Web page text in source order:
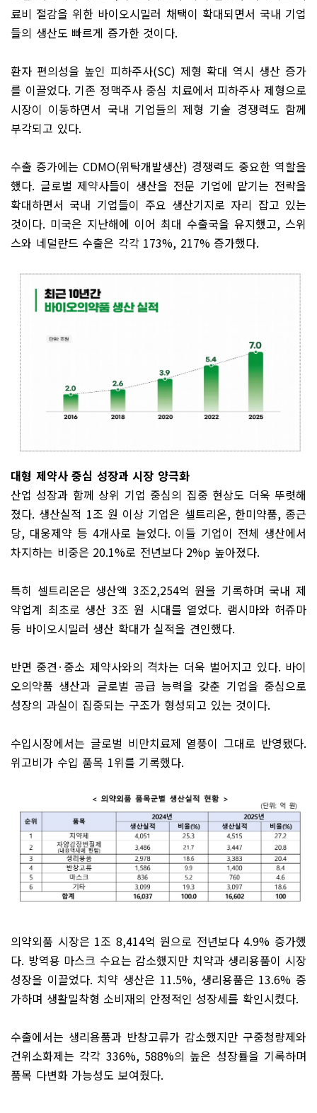
료비 절감을 위한 바이오시밀러 채택이 확대되면서 국내 기업
들의 생산도 빠르게 증가한 것이다.
환자 편의성을 높인 피하주사(SC) 제형 확대 역시 생산 증가
를 이끌었다. 기존 정맥주사 중심 치료에서 피하주사 제형으로
시장이 이동하면서 국내 기업들의 제형 기술 경쟁력도 함께
부각되고 있다.
수출 증가에는 CDMO(위탁개발생산) 경쟁력도 중요한 역할을
했다. 글로벌 제약사들이 생산을 전문 기업에 맡기는 전략을
확대하면서 국내 기업들이 주요 생산기지로 자리 잡고 있는
것이다. 미국은 지난해에 이어 최대 수출국을 유지했고, 스위
스와 네덜란드 수출은 각각 173%, 217% 증가했다.
대형 제약사 중심 성장과 시장 양극화
산업 성장과 함께 상위 기업 중심의 집중 현상도 더욱 뚜렷해
졌다. 생산실적 1조 원 이상 기업은 셀트리온, 한미약품, 종근
당, 대웅제약 등 4개사로 늘었다. 이들 기업이 전체 생산에서
차지하는 비중은 20.1%로 전년보다 2%p 높아졌다.
특히 셀트리온은 생산액 3조2,254억 원을 기록하며 국내 제
약업계 최초로 생산 3조 원 시대를 열었다. 램시마와 허쥬마
등 바이오시밀러 생산 확대가 실적을 견인했다.
반면 중견 · 중소 제약사와의 격차는 더욱 벌어지고 있다. 바이
오의약품 생산과 글로벌 공급 능력을 갖춘 기업을 중심으로
성장의 과실이 집중되는 구조가 형성되고 있는 것이다.
수입시장에서는 글로벌 비만치료제 열풍이 그대로 반영됐다.
위고비가 수입 품목 1위를 기록했다.
의약외품 시장은 1조 8,414억 원으로 전년보다4.9% 증가했
다. 방역용 마스크 수요는 감소했지만 치약과 생리용품이 시장
성장을 이끌었다. 치약 생산은 11.5%, 생리용품은 13.6% 증
가하며 생활밀착형 소비재의 안정적인 성장세를 확인시켰다.
수출에서는 생리용품과 반창고류가 감소했지만 구중청량제와
건위소화제는 각각 336%, 588%의 높은 성장률을 기록하며
품목 다변화 가능성도 보여줬다.